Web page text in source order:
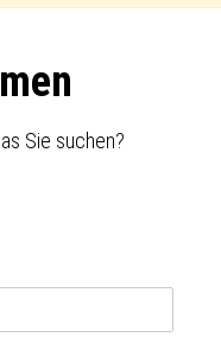
Sie suchen?